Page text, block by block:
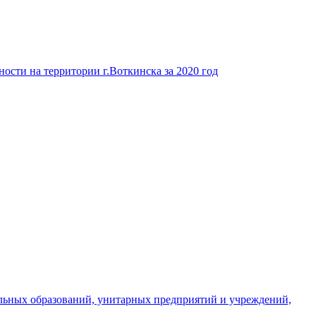
на территории г.Воткинска за 2020 год
образований, унитарных предприятий и учреждений,